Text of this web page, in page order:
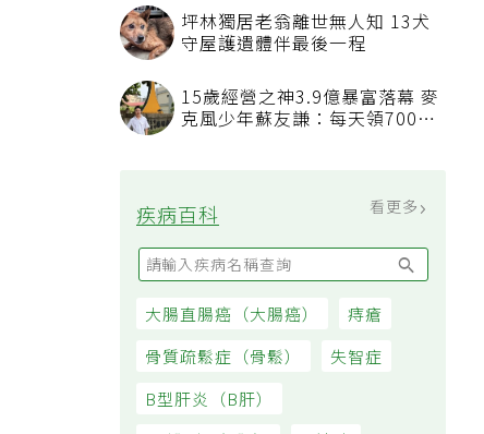
坪林獨居老翁離世無人知 13犬
守屋護遺體伴最後一程
15歲經營之神3.9億暴富落幕 麥
疾病百科